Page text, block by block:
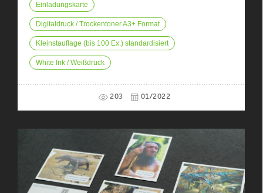
Einladungskarte
Digitaldruck / Trockentoner A3+ Format
Kleinstauflage (bis 100 Ex.) standardisiert
White Ink / Weißdruck
203 01/2022